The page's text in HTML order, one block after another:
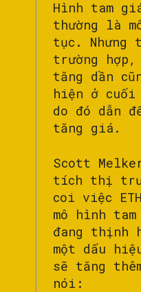
Hình tam
thường là
tục. Nhưng
trường
tăng dần
hiện ở cuối
do đó dẫn
tăng giá.
Scott
tích thị
coi việc
mô hình
đang thịnh
một dấu
sẽ tăng
nói: